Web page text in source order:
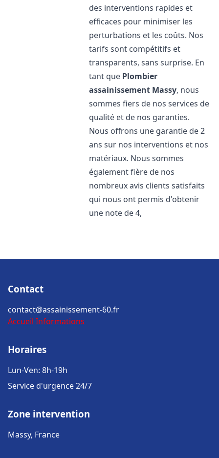
des interventions rapides et
efficaces pour minimiser les
perturbations et les coûts. Nos
tarifs sont compétitifs et
transparents, sans surprise. En
tant que Plombier
assainissement Massy, nous
sommes fiers de nos services de
qualité et de nos garanties.
Nous offrons une garantie de 2
ans sur nos interventions et nos
matériaux. Nous sommes
également fière de nos
nombreux avis clients satisfaits
qui nous ont permis d'obtenir
une note de 4,
Contact
contact@assainissement-60.fr
Accueil Informations
Horaires
Lun-Ven: 8h-19h
Service d'urgence 24/7
Zone intervention
Massy, France